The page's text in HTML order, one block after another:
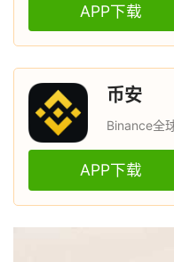
APP下载
币安
Binance全
APP下载